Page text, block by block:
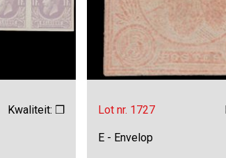
Kwaliteit: ❒ Lot nr. 1727
E - Envelop